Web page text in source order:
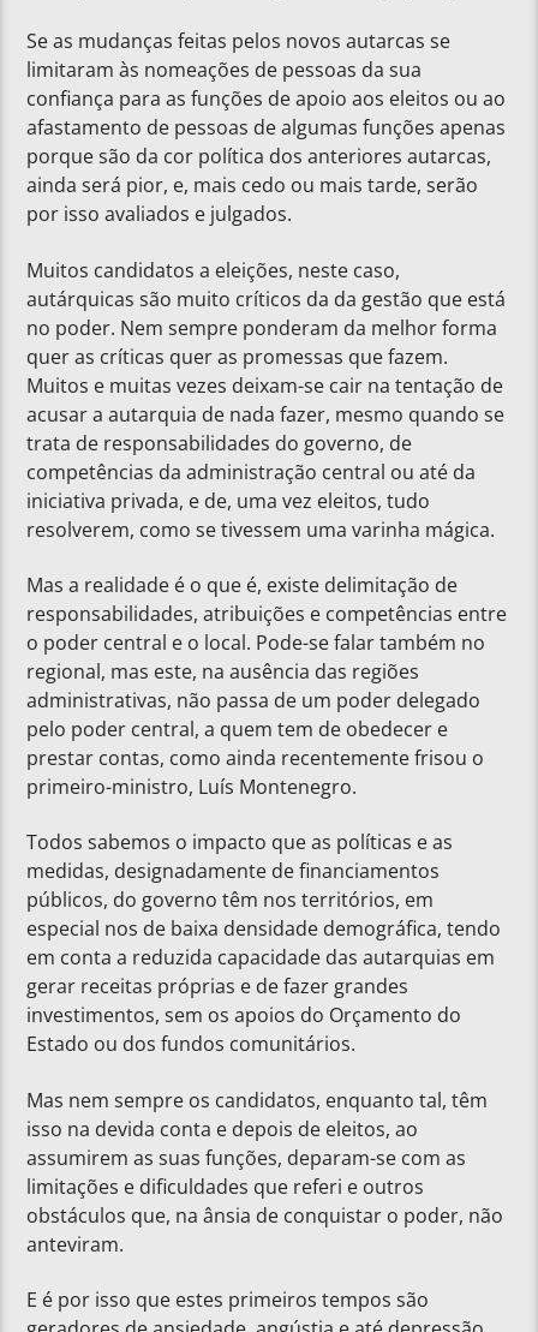
Se as mudanças feitas pelos novos autarcas se
limitaram às nomeações de pessoas da sua
confiança para as funções de apoio aos eleitos ou ao
afastamento de pessoas de algumas funções apenas
porque são da cor política dos anteriores autarcas,
ainda será pior, e, mais cedo ou mais tarde, serão
por isso avaliados e julgados.
Muitos candidatos a eleições, neste caso,
autárquicas são muito críticos da da gestão que está
no poder. Nem sempre ponderam da melhor forma
quer as críticas quer as promessas que fazem.
Muitos e muitas vezes deixam-se cair na tentação de
acusar a autarquia de nada fazer, mesmo quando se
trata de responsabilidades do governo, de
competências da administração central ou até da
iniciativa privada, e de, uma vez eleitos, tudo
resolverem, como se tivessem uma varinha mágica.
Mas a realidade é o que é, existe delimitação de
responsabilidades, atribuições e competências entre
o poder central e o local. Pode-se falar também no
regional, mas este, na ausência das regiões
administrativas, não passa de um poder delegado
pelo poder central, a quem tem de obedecer e
prestar contas, como ainda recentemente frisou o
primeiro-ministro, Luís Montenegro.
Todos sabemos o impacto que as políticas e as
medidas, designadamente de financiamentos
públicos, do governo têm nos territórios, em
especial nos de baixa densidade demográfica, tendo
em conta a reduzida capacidade das autarquias em
gerar receitas próprias e de fazer grandes
investimentos, sem os apoios do Orçamento do
Estado ou dos fundos comunitários.
Mas nem sempre os candidatos, enquanto tal, têm
isso na devida conta e depois de eleitos, ao
assumirem as suas funções, deparam-se com as
limitações e dificuldades que referi e outros
obstáculos que, na ânsia de conquistar o poder, não
anteviram.
E é por isso que estes primeiros tempos são